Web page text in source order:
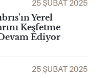
25 ŞUBAT 2025
Yerel
Keşfetme
Ediyor
25 ŞUBAT 2025